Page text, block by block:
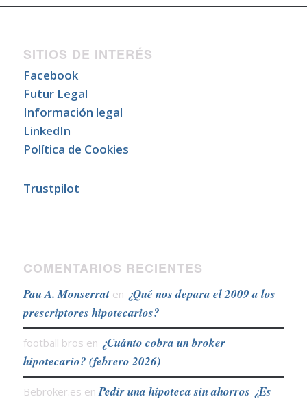
SITIOS DE INTERÉS
Facebook
Futur Legal
Información legal
LinkedIn
Política de Cookies
Trustpilot
COMENTARIOS RECIENTES
Pau A. Monserraten ¿Qué nos depara el 2009 a los
prescriptores hipotecarios?
football bros en ¿Cuánto cobra un broker
hipotecario? (febrero 2026)
Bebroker.es enPedir una hipoteca sin ahorros ¿Es